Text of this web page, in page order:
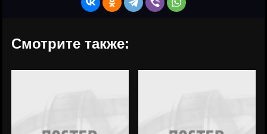
Смотрите также: